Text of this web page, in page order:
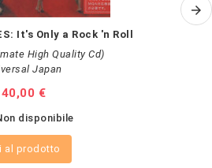
It's Only a Rock 'n Roll
High Quality Cd)
Japan
Prezzo
40,00 €
disponibile
al prodotto